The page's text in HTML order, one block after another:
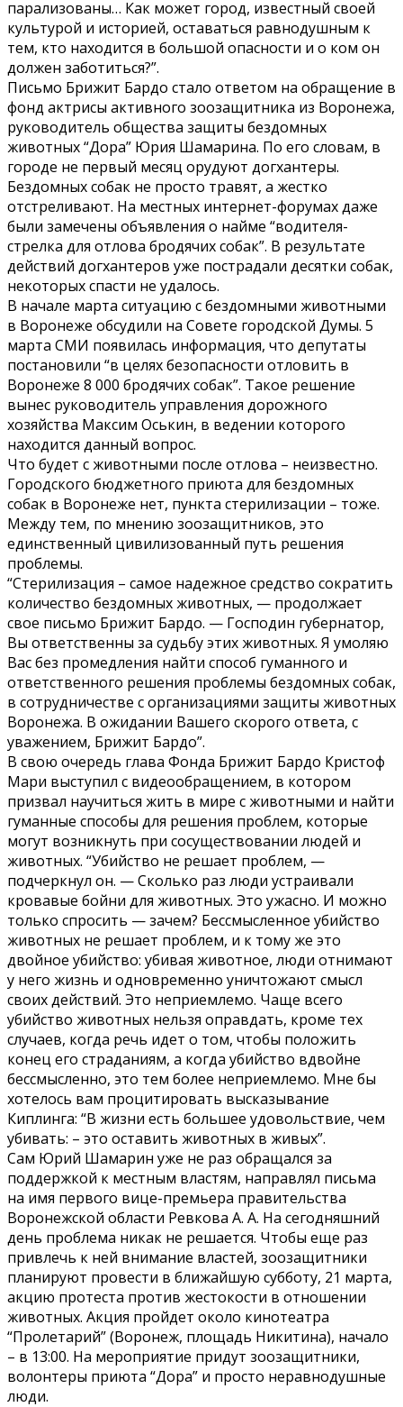
парализованы… Как может город, известный своей
культурой и историей, оставаться равнодушным к
тем, кто находится в большой опасности и о ком он
должен заботиться?”.
Письмо Брижит Бардо стало ответом на обращение в
фонд актрисы активного зоозащитника из Воронежа,
руководитель общества защиты бездомных
животных “Дора” Юрия Шамарина. По его словам, в
городе не первый месяц орудуют догхантеры.
Бездомных собак не просто травят, а жестко
отстреливают. На местных интернет-форумах даже
были замечены объявления о найме “водителя-
стрелка для отлова бродячих собак”. В результате
действий догхантеров уже пострадали десятки собак,
некоторых спасти не удалось.
В начале марта ситуацию с бездомными животными
в Воронеже обсудили на Совете городской Думы. 5
марта СМИ появилась информация, что депутаты
постановили “в целях безопасности отловить в
Воронеже 8 000 бродячих собак”. Такое решение
вынес руководитель управления дорожного
хозяйства Максим Оськин, в ведении которого
находится данный вопрос.
Что будет с животными после отлова – неизвестно.
Городского бюджетного приюта для бездомных
собак в Воронеже нет, пункта стерилизации – тоже.
Между тем, по мнению зоозащитников, это
единственный цивилизованный путь решения
проблемы.
“Стерилизация – самое надежное средство сократить
количество бездомных животных, — продолжает
свое письмо Брижит Бардо. — Господин губернатор,
Вы ответственны за судьбу этих животных. Я умоляю
Вас без промедления найти способ гуманного и
ответственного решения проблемы бездомных собак,
в сотрудничестве с организациями защиты животных
Воронежа. В ожидании Вашего скорого ответа, с
уважением, Брижит Бардо”.
В свою очередь глава Фонда Брижит Бардо Кристоф
Мари выступил с видеообращением, в котором
призвал научиться жить в мире с животными и найти
гуманные способы для решения проблем, которые
могут возникнуть при сосуществовании людей и
животных. “Убийство не решает проблем, —
подчеркнул он. — Сколько раз люди устраивали
кровавые бойни для животных. Это ужасно. И можно
только спросить — зачем? Бессмысленное убийство
животных не решает проблем, и к тому же это
двойное убийство: убивая животное, люди отнимают
у него жизнь и одновременно уничтожают смысл
своих действий. Это неприемлемо. Чаще всего
убийство животных нельзя оправдать, кроме тех
случаев, когда речь идет о том, чтобы положить
конец его страданиям, а когда убийство вдвойне
бессмысленно, это тем более неприемлемо. Мне бы
хотелось вам процитировать высказывание
Киплинга: “В жизни есть большее удовольствие, чем
убивать: – это оставить животных в живых”.
Сам Юрий Шамарин уже не раз обращался за
поддержкой к местным властям, направлял письма
на имя первого вице-премьера правительства
Воронежской области Ревкова А. А. На сегодняшний
день проблема никак не решается. Чтобы еще раз
привлечь к ней внимание властей, зоозащитники
планируют провести в ближайшую субботу, 21 марта,
акцию протеста против жестокости в отношении
животных. Акция пройдет около кинотеатра
“Пролетарий” (Воронеж, площадь Никитина), начало
– в 13:00. На мероприятие придут зоозащитники,
волонтеры приюта “Дора” и просто неравнодушные
люди.